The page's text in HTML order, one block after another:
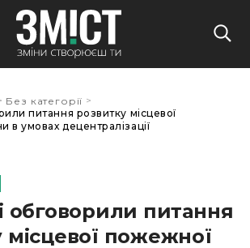
Без категорії >
питання розвитку місцевої
в умовах децентралізації
обговорили питання
місцевої пожежної